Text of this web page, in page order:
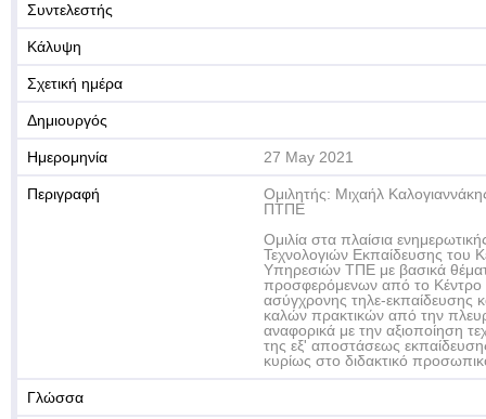
Συντελεστής
Κάλυψη
Σχετική ημέρα
Δημιουργός
Ημερομηνία 27 May 2021
Περιγραφή
Ομιλητής: Μιχαήλ
ΠΤΠΕ
Ομιλία στα πλαίσια
Τεχνολογιών Εκπαίδευσης του
Υπηρεσιών ΤΠΕ με βασικά
προσφερόμενων από το Κέντρο
ασύγχρονης τηλε-εκπαίδευσης
καλών πρακτικών από την
αναφορικά με την αξιοποίηση
της εξ' αποστάσεως
κυρίως στο διδακτικό
Γλώσσα